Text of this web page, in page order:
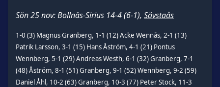
Sön 25 nov: Bollnäs-Sirius 14-4 (6-1), Sävstaås
1-0 (3) Magnus Granberg, 1-1 (12) Acke Wennås, 2-1 (13)
Patrik Larsson, 3-1 (15) Hans Åström, 4-1 (21) Pontus
Wennberg, 5-1 (29) Andreas Westh, 6-1 (32) Granberg, 7-1
(48) Åström, 8-1 (51) Granberg, 9-1 (52) Wennberg, 9-2 (59)
Daniel Åhl, 10-2 (63) Granberg, 10-3 (77) Peter Stock, 11-3